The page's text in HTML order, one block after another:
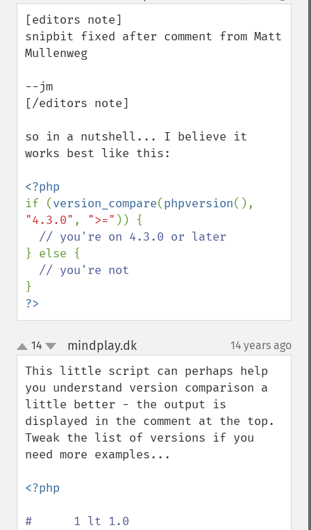
down
[editors note]
snipbit fixed after comment from Matt
Mullenweg
--jm
[/editors note]
so in a nutshell... I believe it
works best like this:
if (version_compare(phpversion
"4.3.0" , ">=" )) {
} else {
?>
up
down
14 mindplay.dk¶ 14 years ago
This little script can perhaps help
you understand version comparison a
little better - the output is
displayed in the comment at the top.
Tweak the list of versions if you
need more examples...
<?php
#      1 lt 1.0